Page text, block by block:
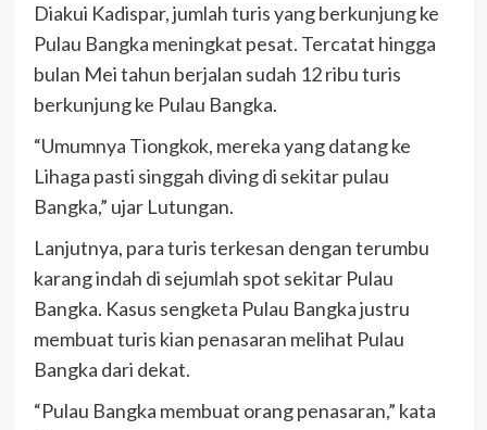
Diakui Kadispar, jumlah turis yang berkunjung ke
Pulau Bangka meningkat pesat. Tercatat hingga
bulan Mei tahun berjalan sudah 12 ribu turis
berkunjung ke Pulau Bangka.
“Umumnya Tiongkok, mereka yang datang ke
Lihaga pasti singgah diving di sekitar pulau
Bangka,” ujar Lutungan.
Lanjutnya, para turis terkesan dengan terumbu
karang indah di sejumlah spot sekitar Pulau
Bangka. Kasus sengketa Pulau Bangka justru
membuat turis kian penasaran melihat Pulau
Bangka dari dekat.
“Pulau Bangka membuat orang penasaran,” kata